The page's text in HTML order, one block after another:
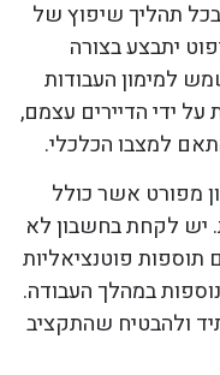
תהליך שיפוץ של
יתבצע בצורה
למימון העבודות
על ידי הדיירים עצמם,
למצבו הכלכלי.
מפורט אשר כולל
יש לקחת בחשבון לא
פוטנציאליות
במהלך העבודה.
ולהבטיח שהתקציב